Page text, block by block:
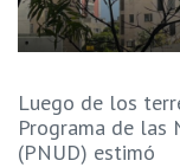
Luego de los
Programa de las
(PNUD) estimó